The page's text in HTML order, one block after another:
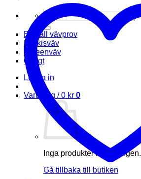
Sök
efter:
Beställ vävprov
Markisväv
Screenväv
Övrigt
Logga in
Varukorg /0 kr 0
Inga produkter i varukorgen.
Gå tillbaka till butiken